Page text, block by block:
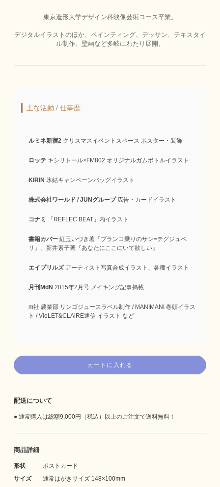
東京造形大学デザイン科映像芸術コース卒業。
デジタルイラストのほか、ペインティング、デッサン、テキスタイ
ル制作、壁画など多岐にわたり展開。
主な活動 / 仕事歴
ルミネ新宿2 クリスマスイベントスペース ポスター・装飾
ロッテキシリトール×FM802 オリジナルガムボトルイラスト
KIRIN 氷結キャンペーンバッグイラスト
株式会社ワールド / JUNグループ広告・カードイラスト
コナミ 「REFLEC BEAT」内イラスト
書籍カバー紅玉いづき著『ブランコ乗りのサン=テグジュペ
リ』、新井素子著『あなたにここにいて欲しい』
エイプリルズアーティスト写真合成イラスト、各種イラスト
月刊MdN 2015年2月号 メイキング記事掲載
m社 農業部 リンゴジュースラベル制作 / MANIMANI 巻頭イラス
ト / VioLET&CLAiRE通信 イラスト など
カートに入れる
配送について
通常購入は総額9,000円（税込）以上のご注文で送料無料！
商品詳細
形状
ポストカード
サイズ
通常はがきサイズ 148×100mm